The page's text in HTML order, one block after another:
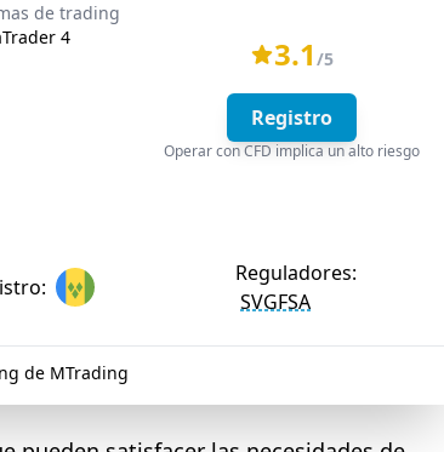
de trading
4
3.1/5
Registro
Operar con CFD implica un alto riesgo
Reguladores:
SVGFSA
de MTrading